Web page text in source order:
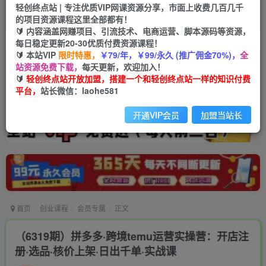
投稿专区 免费
教程必须完整详细
APP下载
Down
首页 创业课程 会员专属 正文
（6319期）拼多多·跨境temu运营实操营：开店注
册·选品·核价上架·日出千单·实战课
轻创终点站 | 专注优质VIP网课资源分享，市面上收费几百几千
的项目资源课程这里全部都有！
🔰 内容涵盖网赚项目、引流技术、电商运营、脚本源码等资源，
每日稳定更新20-30优质付费资源课程！
🔰 本站VIP 限时特惠， ￥79/年，￥99/永久 (推广佣金70%)， 全
站资源免费下载， 每天更新，欢迎加入！
🔰 轻创终点站开放加盟，搭建一个和轻创终点站一样的知识付费
平台， 站长微信：laohe581
开通VIP会员 加盟当站长